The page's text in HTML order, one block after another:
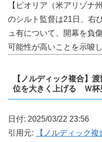
【ピオリア（米アリゾナ
のシルト監督は21日、右
ュ有について、開幕を負
可能性が高いことを示唆
【ノルディック複合】
位を大きく上げる Ｗ杯
日付: 2025/03/22 23:56
引用元:
【ノルディック